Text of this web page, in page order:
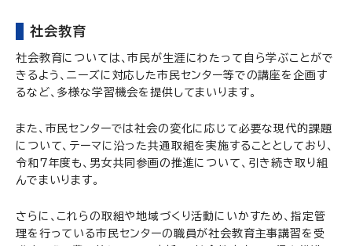
社会教育
社会教育については、市民が生涯にわたって自ら学ぶことがで
きるよう、ニーズに対応した市民センター等での講座を企画す
るなど、多様な学習機会を提供してまいります。
また、市民センターでは社会の変化に応じて必要な現代的課題
について、テーマに沿った共通取組を実施することとしており、
令和7年度も、男女共同参画の推進について、引き続き取り組
んでまいります。
さらに、これらの取組や地域づくり活動にいかすため、指定管
理を行っている市民センターの職員が社会教育主事講習を受